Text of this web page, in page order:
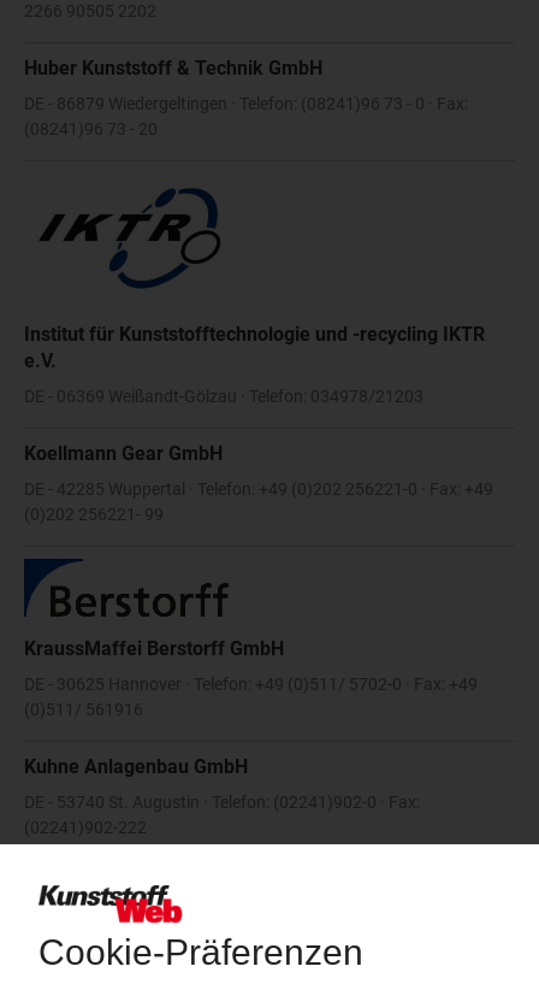
2266 90505 2202
Huber Kunststoff & Technik GmbH
DE - 86879 Wiedergeltingen · Telefon: (08241)96 73 - 0 · Fax:
(08241)96 73 - 20
Institut für Kunststofftechnologie und -recycling IKTR
e.V.
DE - 06369 Weißandt-Gölzau · Telefon: 034978/21203
Koellmann Gear GmbH
DE - 42285 Wuppertal · Telefon: +49 (0)202 256221-0 · Fax: +49
(0)202 256221- 99
KraussMaffei Berstorff GmbH
DE - 30625 Hannover · Telefon: +49 (0)511/ 5702-0 · Fax: +49
(0)511/ 561916
Kuhne Anlagenbau GmbH
DE - 53740 St. Augustin · Telefon: (02241)902-0 · Fax:
(02241)902-222
Kuhne GmbH
DE - 53757 St. Augustin · Telefon: (02241)9020 · Fax:
(02241)902180